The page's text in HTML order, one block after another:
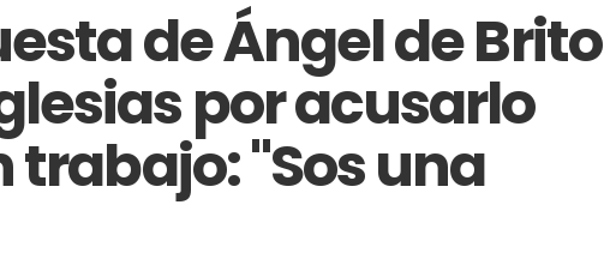
de Ángel de Brito
por acusarlo
trabajo: "Sos una